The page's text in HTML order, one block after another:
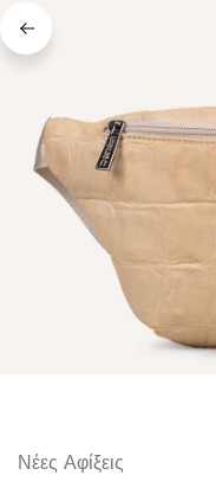
Νέες Αφίξεις